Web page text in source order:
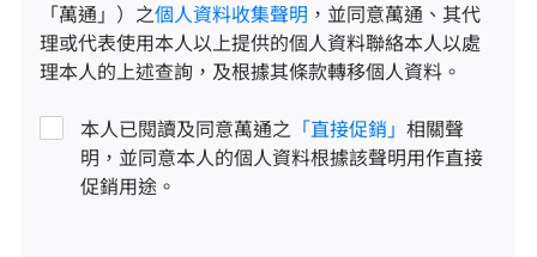
「萬通」）之個人資料收集聲明 ，並同意萬通、其代
理或代表使用本人以上提供的個人資料聯絡本人以處
理本人的上述查詢，及根據其條款轉移個人資料。
本人已閱讀及同意萬通之 「直接促銷」 相關聲
明，並同意本人的個人資料根據該聲明用作直接
促銷用途。